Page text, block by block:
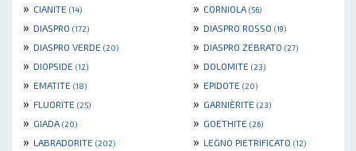
» CIANITE (14) » CORNIOLA (56)
» DIASPRO (172) » DIASPRO ROSSO (19)
» DIASPRO VERDE (20) » DIASPRO ZEBRATO (27)
» DIOPSIDE (12) » DOLOMITE (23)
» EMATITE (18) » EPIDOTE (20)
» FLUORITE (25) » GARNIÈRITE (23)
» GIADA (20) » GOETHITE (26)
» LABRADORITE (202) » LEGNO PIETRIFICATO (12)